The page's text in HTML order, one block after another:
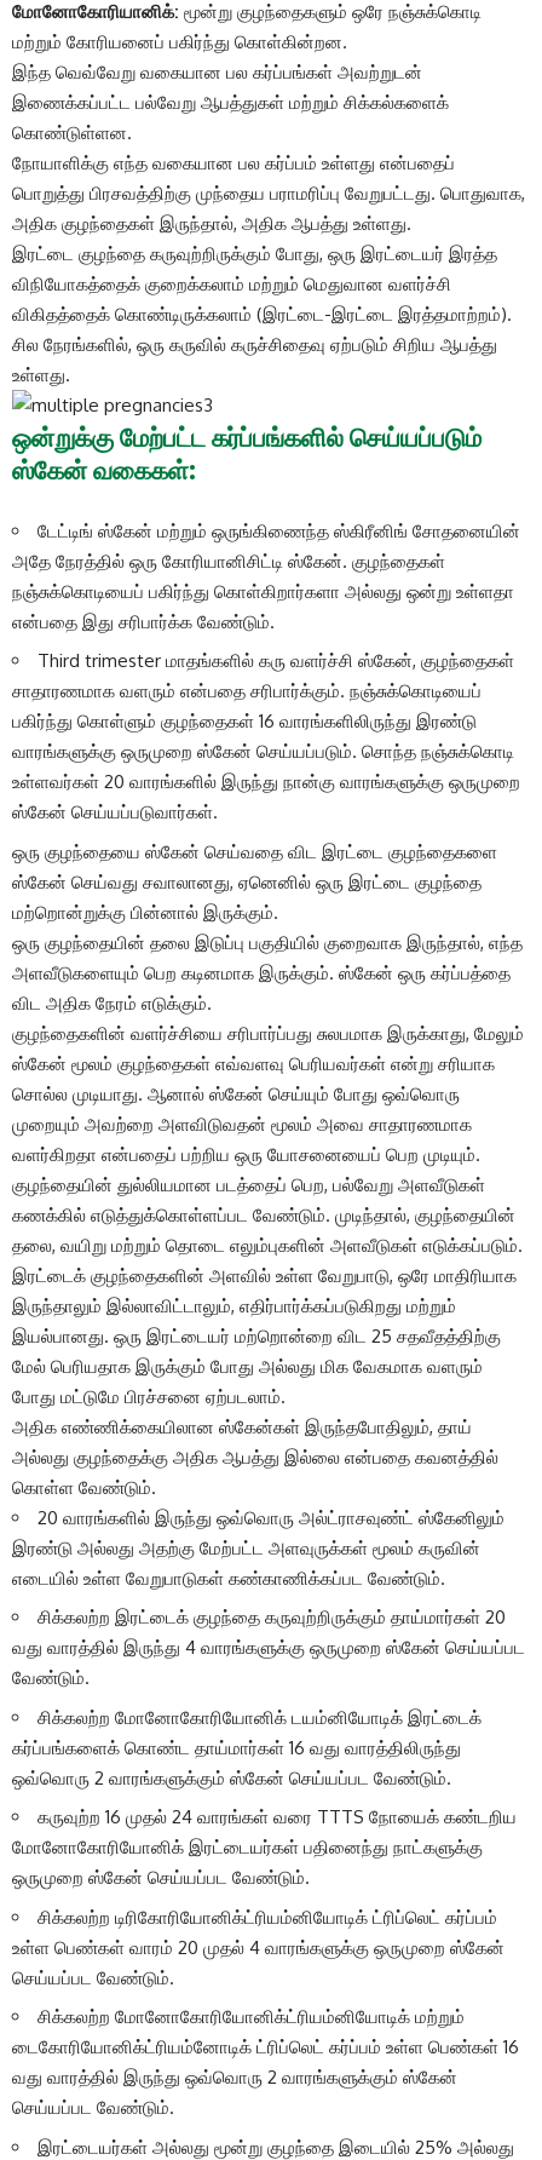
மோனோகோரியானிக்: மூன்று குழந்தைகளும் ஒரே நஞ்சுக்கொடி
மற்றும் கோரியனைப் பகிர்ந்து கொள்கின்றன.
இந்த வெவ்வேறு வகையான பல கர்ப்பங்கள் அவற்றுடன்
இணைக்கப்பட்ட பல்வேறு ஆபத்துகள் மற்றும் சிக்கல்களைக்
கொண்டுள்ளன.
நோயாளிக்கு எந்த வகையான பல கர்ப்பம் உள்ளது என்பதைப்
பொறுத்து பிரசவத்திற்கு முந்தைய பராமரிப்பு வேறுபட்டது. பொதுவாக,
அதிக குழந்தைகள் இருந்தால், அதிக ஆபத்து உள்ளது.
இரட்டை குழந்தை கருவுற்றிருக்கும் போது, ​​ஒரு இரட்டையர் இரத்த
விநியோகத்தைக் குறைக்கலாம் மற்றும் மெதுவான வளர்ச்சி
விகிதத்தைக் கொண்டிருக்கலாம் (இரட்டை-இரட்டை இரத்தமாற்றம்).
சில நேரங்களில், ஒரு கருவில் கருச்சிதைவு ஏற்படும் சிறிய ஆபத்து
உள்ளது.
ஒன்றுக்கு மேற்பட்ட கர்ப்பங்களில் செய்யப்படும்
ஸ்கேன் வகைகள்:
டேட்டிங் ஸ்கேன் மற்றும் ஒருங்கிணைந்த ஸ்கிரீனிங் சோதனையின்
அதே நேரத்தில் ஒரு கோரியானிசிட்டி ஸ்கேன். குழந்தைகள்
நஞ்சுக்கொடியைப் பகிர்ந்து கொள்கிறார்களா அல்லது ஒன்று உள்ளதா
என்பதை இது சரிபார்க்க வேண்டும்.
Third trimester மாதங்களில் கரு வளர்ச்சி ஸ்கேன், குழந்தைகள்
சாதாரணமாக வளரும் என்பதை சரிபார்க்கும். நஞ்சுக்கொடியைப்
பகிர்ந்து கொள்ளும் குழந்தைகள் 16 வாரங்களிலிருந்து இரண்டு
வாரங்களுக்கு ஒருமுறை ஸ்கேன் செய்யப்படும். சொந்த நஞ்சுக்கொடி
உள்ளவர்கள் 20 வாரங்களில் இருந்து நான்கு வாரங்களுக்கு ஒருமுறை
ஸ்கேன் செய்யப்படுவார்கள்.
ஒரு குழந்தையை ஸ்கேன் செய்வதை விட இரட்டை குழந்தைகளை
ஸ்கேன் செய்வது சவாலானது, ஏனெனில் ஒரு இரட்டை குழந்தை
மற்றொன்றுக்கு பின்னால் இருக்கும்.
ஒரு குழந்தையின் தலை இடுப்பு பகுதியில் குறைவாக இருந்தால், எந்த
அளவீடுகளையும் பெற கடினமாக இருக்கும். ஸ்கேன் ஒரு கர்ப்பத்தை
விட அதிக நேரம் எடுக்கும்.
குழந்தைகளின் வளர்ச்சியை சரிபார்ப்பது சுலபமாக இருக்காது, மேலும்
ஸ்கேன் மூலம் குழந்தைகள் எவ்வளவு பெரியவர்கள் என்று சரியாக
சொல்ல முடியாது. ஆனால் ஸ்கேன் செய்யும் போது ஒவ்வொரு
முறையும் அவற்றை அளவிடுவதன் மூலம் அவை சாதாரணமாக
வளர்கிறதா என்பதைப் பற்றிய ஒரு யோசனையைப் பெற முடியும்.
குழந்தையின் துல்லியமான படத்தைப் பெற, பல்வேறு அளவீடுகள்
கணக்கில் எடுத்துக்கொள்ளப்பட வேண்டும். முடிந்தால், குழந்தையின்
தலை, வயிறு மற்றும் தொடை எலும்புகளின் அளவீடுகள் எடுக்கப்படும்.
இரட்டைக் குழந்தைகளின் அளவில் உள்ள வேறுபாடு, ஒரே மாதிரியாக
இருந்தாலும் இல்லாவிட்டாலும், எதிர்பார்க்கப்படுகிறது மற்றும்
இயல்பானது. ஒரு இரட்டையர் மற்றொன்றை விட 25 சதவீதத்திற்கு
மேல் பெரியதாக இருக்கும் போது அல்லது மிக வேகமாக வளரும்
போது மட்டுமே பிரச்சனை ஏற்படலாம்.
அதிக எண்ணிக்கையிலான ஸ்கேன்கள் இருந்தபோதிலும், தாய்
அல்லது குழந்தைக்கு அதிக ஆபத்து இல்லை என்பதை கவனத்தில்
கொள்ள வேண்டும்.
20 வாரங்களில் இருந்து ஒவ்வொரு அல்ட்ராசவுண்ட் ஸ்கேனிலும்
இரண்டு அல்லது அதற்கு மேற்பட்ட அளவுருக்கள் மூலம் கருவின்
எடையில் உள்ள வேறுபாடுகள் கண்காணிக்கப்பட வேண்டும்.
சிக்கலற்ற இரட்டைக் குழந்தை கருவுற்றிருக்கும் தாய்மார்கள் 20
வது வாரத்தில் இருந்து 4 வாரங்களுக்கு ஒருமுறை ஸ்கேன் செய்யப்பட
வேண்டும்.
சிக்கலற்ற மோனோகோரியோனிக் டயம்னியோடிக் இரட்டைக்
கர்ப்பங்களைக் கொண்ட தாய்மார்கள் 16 வது வாரத்திலிருந்து
ஒவ்வொரு 2 வாரங்களுக்கும் ஸ்கேன் செய்யப்பட வேண்டும்.
கருவுற்ற 16 முதல் 24 வாரங்கள் வரை TTTS நோயைக் கண்டறிய
மோனோகோரியோனிக் இரட்டையர்கள் பதினைந்து நாட்களுக்கு
ஒருமுறை ஸ்கேன் செய்யப்பட வேண்டும்.
சிக்கலற்ற டிரிகோரியோனிக்ட்ரியம்னியோடிக் ட்ரிப்லெட் கர்ப்பம்
உள்ள பெண்கள் வாரம் 20 முதல் 4 வாரங்களுக்கு ஒருமுறை ஸ்கேன்
செய்யப்பட வேண்டும்.
சிக்கலற்ற மோனோகோரியோனிக்ட்ரியம்னியோடிக் மற்றும்
டைகோரியோனிக்ட்ரியம்னோடிக் ட்ரிப்லெட் கர்ப்பம் உள்ள பெண்கள் 16
வது வாரத்தில் இருந்து ஒவ்வொரு 2 வாரங்களுக்கும் ஸ்கேன்
செய்யப்பட வேண்டும்.
இரட்டையர்கள் அல்லது மூன்று குழந்தை இடையில் 25% அல்லது